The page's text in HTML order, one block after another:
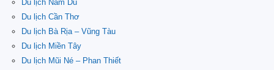
Du lịch Nam Du
Du lịch Cần Thơ
Du lịch Bà Rịa – Vũng Tàu
Du lịch Miền Tây
Du lịch Mũi Né – Phan Thiết